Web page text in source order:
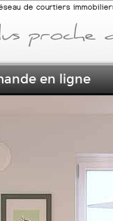
de courtiers
en ligne